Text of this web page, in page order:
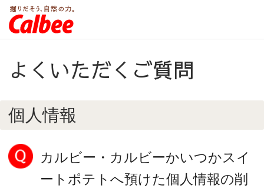
よくいただくご質問
個人情報
カルビー・カルビーかいつかスイ
ートポテトへ預けた個人情報の削